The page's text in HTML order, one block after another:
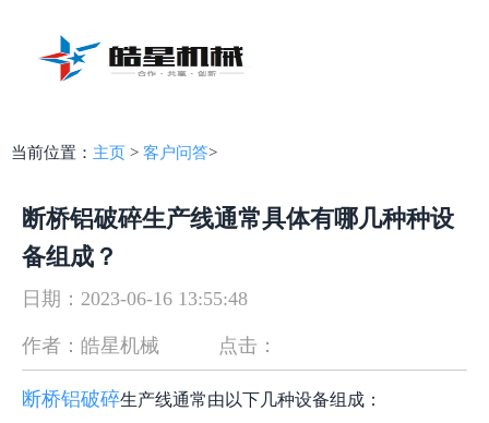
当前位置： 主页 > 客户问答>
断桥铝破碎生产线通常具体有哪几种种设
备组成？
日期：2023-06-16 13:55:48
作者：皓星机械 点击：
断桥铝破碎生产线通常由以下几种设备组成：